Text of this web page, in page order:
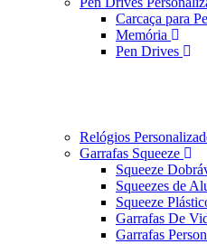
Carcaça para
Memória
Pen Drives
Relógios
Garrafas Squeeze
Squeeze
Squeezes de
Squeeze
Garrafas De
Garrafas